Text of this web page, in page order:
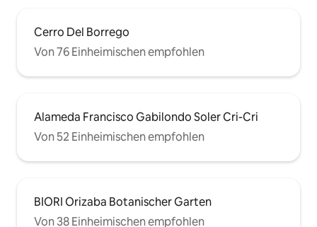
Cerro Del Borrego
Von 76 Einheimischen empfohlen
Alameda Francisco Gabilondo Soler Cri-Cri
Von 52 Einheimischen empfohlen
BIORI Orizaba Botanischer Garten
Von 38 Einheimischen empfohlen